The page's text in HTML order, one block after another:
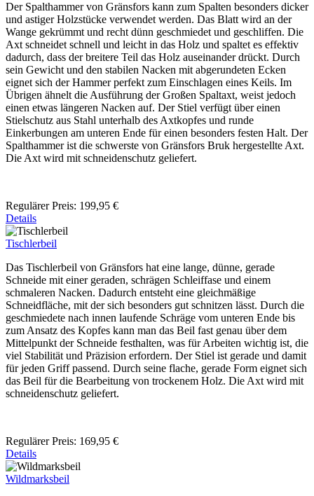
Der Spalthammer von Gränsfors kann zum Spalten besonders dicker
und astiger Holzstücke verwendet werden. Das Blatt wird an der
Wange gekrümmt und recht dünn geschmiedet und geschliffen. Die
Axt schneidet schnell und leicht in das Holz und spaltet es effektiv
dadurch, dass der breitere Teil das Holz auseinander drückt. Durch
sein Gewicht und den stabilen Nacken mit abgerundeten Ecken
eignet sich der Hammer perfekt zum Einschlagen eines Keils. Im
Übrigen ähnelt die Ausführung der Großen Spaltaxt, weist jedoch
einen etwas längeren Nacken auf. Der Stiel verfügt über einen
Stielschutz aus Stahl unterhalb des Axtkopfes und runde
Einkerbungen am unteren Ende für einen besonders festen Halt. Der
Spalthammer ist die schwerste von Gränsfors Bruk hergestellte Axt.
Die Axt wird mit schneidenschutz geliefert.
Regulärer Preis: 199,95 €
Details
Tischlerbeil
Das Tischlerbeil von Gränsfors hat eine lange, dünne, gerade
Schneide mit einer geraden, schrägen Schleiffase und einem
schmaleren Nacken. Dadurch entsteht eine gleichmäßige
Schneidfläche, mit der sich besonders gut schnitzen lässt. Durch die
geschmiedete nach innen laufende Schräge vom unteren Ende bis
zum Ansatz des Kopfes kann man das Beil fast genau über dem
Mittelpunkt der Schneide festhalten, was für Arbeiten wichtig ist, die
viel Stabilität und Präzision erfordern. Der Stiel ist gerade und damit
für jeden Griff passend. Durch seine flache, gerade Form eignet sich
das Beil für die Bearbeitung von trockenem Holz. Die Axt wird mit
schneidenschutz geliefert.
Regulärer Preis: 169,95 €
Details
Wildmarksbeil